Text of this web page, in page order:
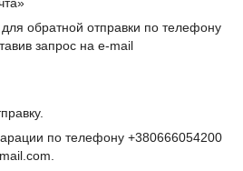
обратной отправки по телефону
запрос на e-mail
по телефону +380666054200